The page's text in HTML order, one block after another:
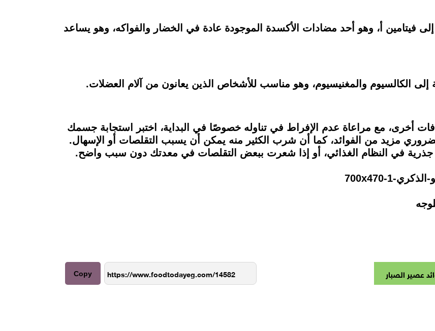
إلى فيتامين أ، وهو أحد مضادات الأكسدة الموجودة عادة في الخضار والفواكه، وهو يساعد
الكالسيوم والمغنيسيوم، وهو مناسب للأشخاص الذين يعانون من آلام العضلات.
أخرى، مع مراعاة عدم الإفراط في تناوله خصوصًا في البداية، اختبر استجابة جسمك
مزيد من الفوائد، كما أن شرب الكثير منه يمكن أن يسبب التقلصات أو الإسهال.
جذرية في النظام الغذائي، أو إذا شعرت ببعض التقلصات في معدتك دون سبب واضح.
عصير الصبار Copy